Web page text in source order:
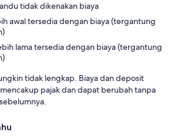
tidak dikenakan biaya
awal tersedia dengan biaya (tergantung
lama tersedia dengan biaya (tergantung
tidak lengkap. Biaya dan deposit
pajak dan dapat berubah tanpa